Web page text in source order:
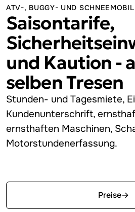
ATV-, BUGGY- UND
Saisontarife,
und Kaution -
selben Tresen
Stunden- und Tagesmiete,
Kundenunterschrift,
ernsthaften Maschinen,
Motorstundenerfassung.
Preise→